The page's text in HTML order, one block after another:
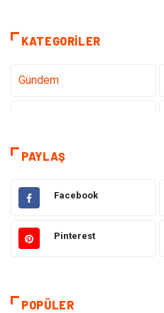
KATEGORILER
Gündem
Dekorasyon
Gıda
Bilgisayar ve Yazılım
Hukuk
PAYLAŞ
Facebook
Pinterest
POPÜLER